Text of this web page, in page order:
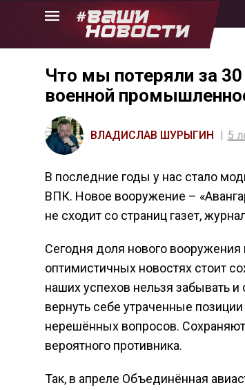
Skip
Что мы потеряли за
военной
ВЛАДИСЛАВ ШУРЫГИН 5
В последние годы у нас стало
ВПК. Новое вооружение –
не сходит со страниц газет,
Сегодня доля нового
оптимистичных новостях стоит
наших успехов нельзя забывать
вернуть себе утраченные
нерешённых вопросов.
вероятного противника.
Так, в апреле Объединённая